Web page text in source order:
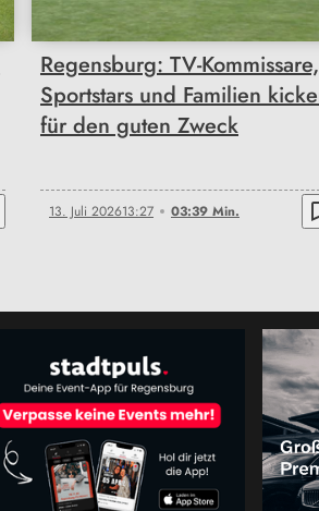
Regensburg: TV-Kommissare,
Sportstars und Familien
für den guten Zweck
13. Juli 202613:27 03:39 Min.